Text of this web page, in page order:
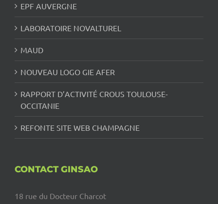
EPF AUVERGNE
LABORATOIRE NOVALTUREL
MAUD
NOUVEAU LOGO GIE AFER
RAPPORT D’ACTIVITÉ CROUS TOULOUSE-
OCCITANIE
REFONTE SITE WEB CHAMPAGNE
CONTACT GINSAO
18 rue du Docteur Charcot